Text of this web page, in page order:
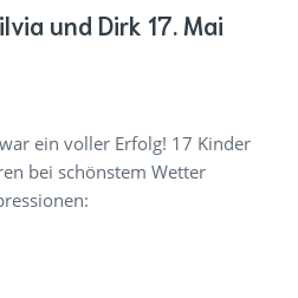
und Dirk 17. Mai
ein voller Erfolg! 17 Kinder
bei schönstem Wetter